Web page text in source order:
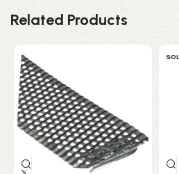
Related Products